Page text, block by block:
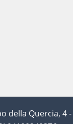
della Quercia, 4 -